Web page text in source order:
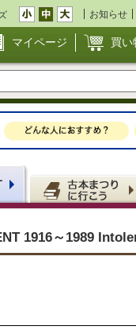
お知らせ
マイページ 買い
1916～1989